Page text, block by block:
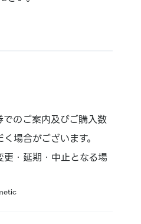
のご案内及びご購入数
場合がございます。
・延期・中止となる場